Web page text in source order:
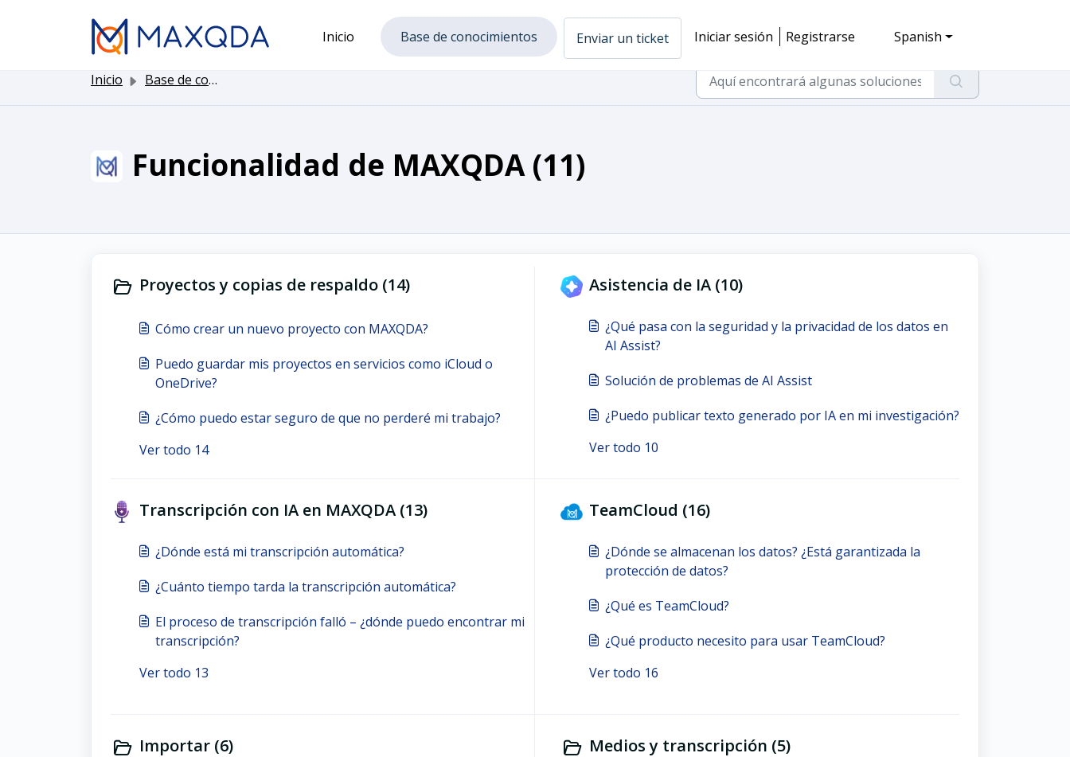
Inicio
Base de conocimientos Enviar un ticket Iniciar sesión Registrarse Spanish
Inicio Base de conocimientos
Funcionalidad de MAXQDA (11)
Proyectos y copias de respaldo (14)
Cómo crear un nuevo proyecto con MAXQDA?
Puedo guardar mis proyectos en servicios como iCloud o
OneDrive?
¿Cómo puedo estar seguro de que no perderé mi trabajo?
Ver todo 14
Asistencia de IA (10)
¿Qué pasa con la seguridad y la privacidad de los datos en
AI Assist?
Solución de problemas de AI Assist
¿Puedo publicar texto generado por IA en mi investigación?
Ver todo 10
Transcripción con IA en MAXQDA (13)
¿Dónde está mi transcripción automática?
¿Cuánto tiempo tarda la transcripción automática?
El proceso de transcripción falló – ¿dónde puedo encontrar mi
transcripción?
Ver todo 13
TeamCloud (16)
¿Dónde se almacenan los datos? ¿Está garantizada la
protección de datos?
¿Qué es TeamCloud?
¿Qué producto necesito para usar TeamCloud?
Ver todo 16
Importar (6) Medios y transcripción (5)